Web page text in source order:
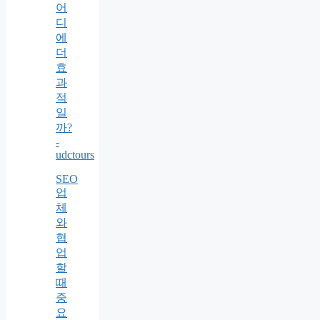
어
디
에
더
효
과
적
일
까?
-
udctours
SEO
업
체
와
협
업
할
때
중
요